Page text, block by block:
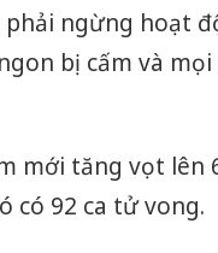
phải ngừng hoạt
bị cấm và mọi
mới tăng vọt lên
có 92 ca tử vong.